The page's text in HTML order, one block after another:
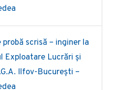
scrisă – inginer la
Exploatare Lucrări și
Ilfov-București –